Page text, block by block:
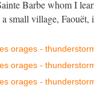
Barbe whom I
small village, Faouët,